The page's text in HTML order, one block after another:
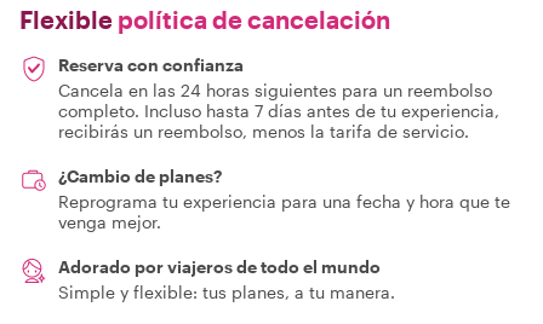
Flexible política de cancelación
Reserva con confianza
Cancela en las 24 horas siguientes para un reembolso
completo. Incluso hasta 7 días antes de tu experiencia,
recibirás un reembolso, menos la tarifa de servicio.
¿Cambio de planes?
Reprograma tu experiencia para una fecha y hora que te
venga mejor.
Adorado por viajeros de todo el mundo
Simple y flexible: tus planes, a tu manera.